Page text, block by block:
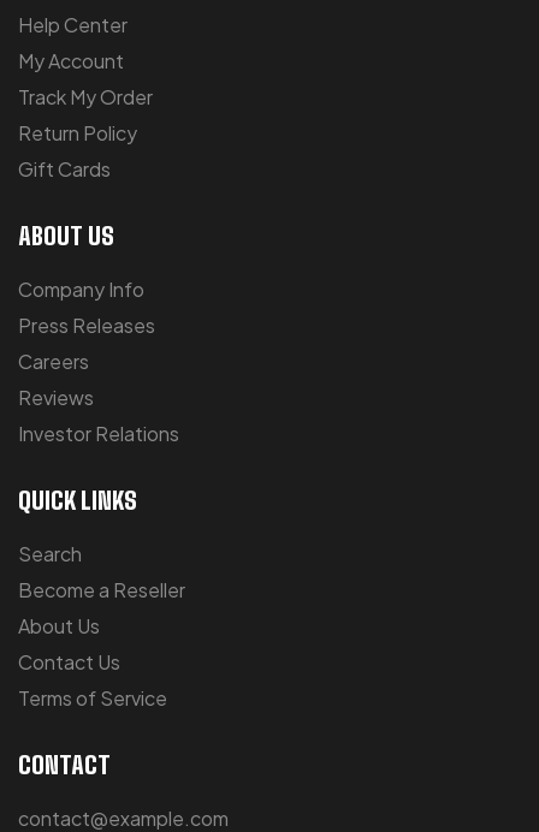
Help Center
My Account
Track My Order
Return Policy
Gift Cards
ABOUT US
Company Info
Press Releases
Careers
Reviews
Investor Relations
QUICK LINKS
Search
Become a Reseller
About Us
Contact Us
Terms of Service
CONTACT
contact@example.com